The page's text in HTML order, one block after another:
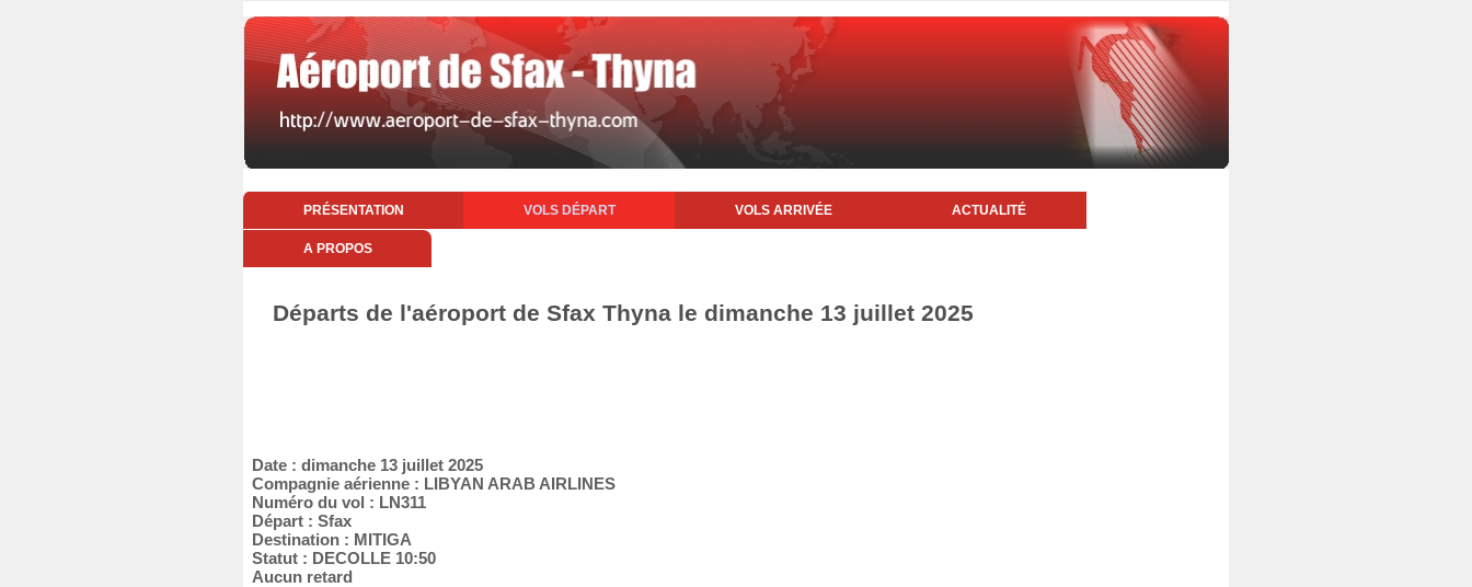
PRÉSENTATION VOLS DÉPART VOLS ARRIVÉE ACTUALITÉ
A PROPOS
Départs de l'aéroport de Sfax Thyna le dimanche 13 juillet 2025
Date : dimanche 13 juillet 2025
Compagnie aérienne : LIBYAN ARAB AIRLINES
Numéro du vol : LN311
Départ : Sfax
Destination : MITIGA
Statut : DECOLLE 10:50
Aucun retard